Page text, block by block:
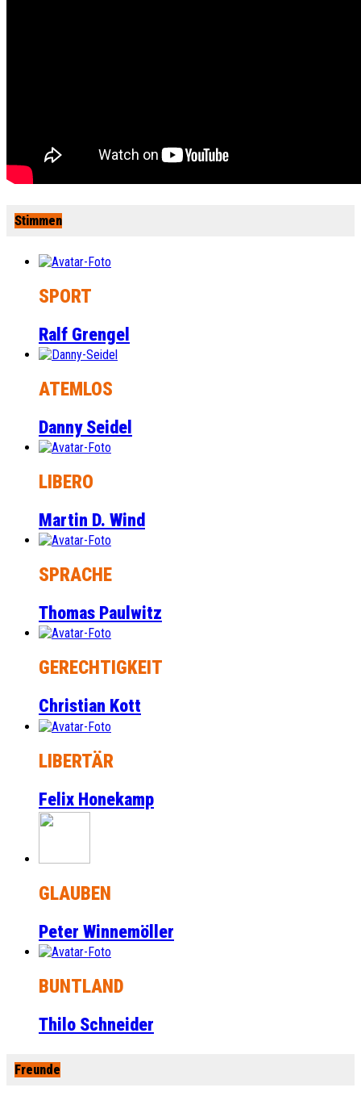
Stimmen
SPORT
Ralf Grengel
ATEMLOS
Danny Seidel
LIBERO
Martin D. Wind
SPRACHE
Thomas Paulwitz
GERECHTIGKEIT
Christian Kott
LIBERTÄR
Felix Honekamp
GLAUBEN
Peter Winnemöller
BUNTLAND
Thilo Schneider
Freunde